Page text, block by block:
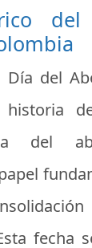
Día del
del
fecha